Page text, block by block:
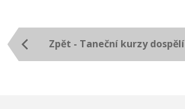
Zpět - Taneční kurzy dospělí